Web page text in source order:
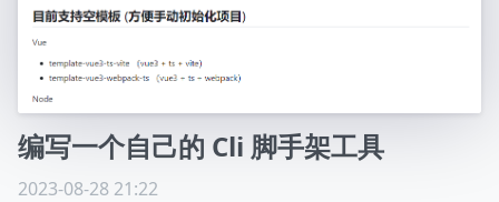
Link
About
编写一个自己的 Cli 脚手架工具
2023-08-28 21:22